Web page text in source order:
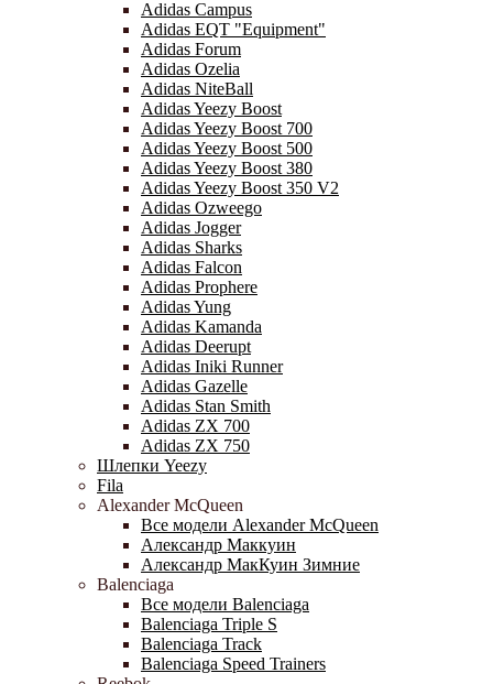
Adidas Campus
Adidas EQT "Equipment"
Adidas Forum
Adidas Ozelia
Adidas NiteBall
Adidas Yeezy Boost
Adidas Yeezy Boost 700
Adidas Yeezy Boost 500
Adidas Yeezy Boost 380
Adidas Yeezy Boost 350 V2
Adidas Ozweego
Adidas Jogger
Adidas Sharks
Adidas Falcon
Adidas Prophere
Adidas Yung
Adidas Kamanda
Adidas Deerupt
Adidas Iniki Runner
Adidas Gazelle
Adidas Stan Smith
Adidas ZX 700
Adidas ZX 750
Шлепки Yeezy
Fila
Alexander McQueen
Все модели Alexander McQueen
Александр Маккуин
Александр МакКуин Зимние
Balenciaga
Все модели Balenciaga
Balenciaga Triple S
Balenciaga Track
Balenciaga Speed Trainers